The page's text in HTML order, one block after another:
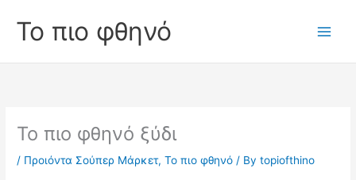
content
Το πιο φθηνό
Το πιο φθηνό ξύδι
/ Προιόντα Σούπερ Μάρκετ,Το πιο φθηνό / Bytopiofthino